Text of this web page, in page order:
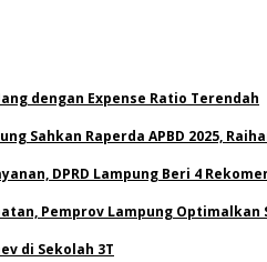
dengan Expense Ratio Terendah
Sahkan Raperda APBD 2025,
DPRD Lampung Beri 4
Pemprov Lampung Optimalkan
di Sekolah 3T